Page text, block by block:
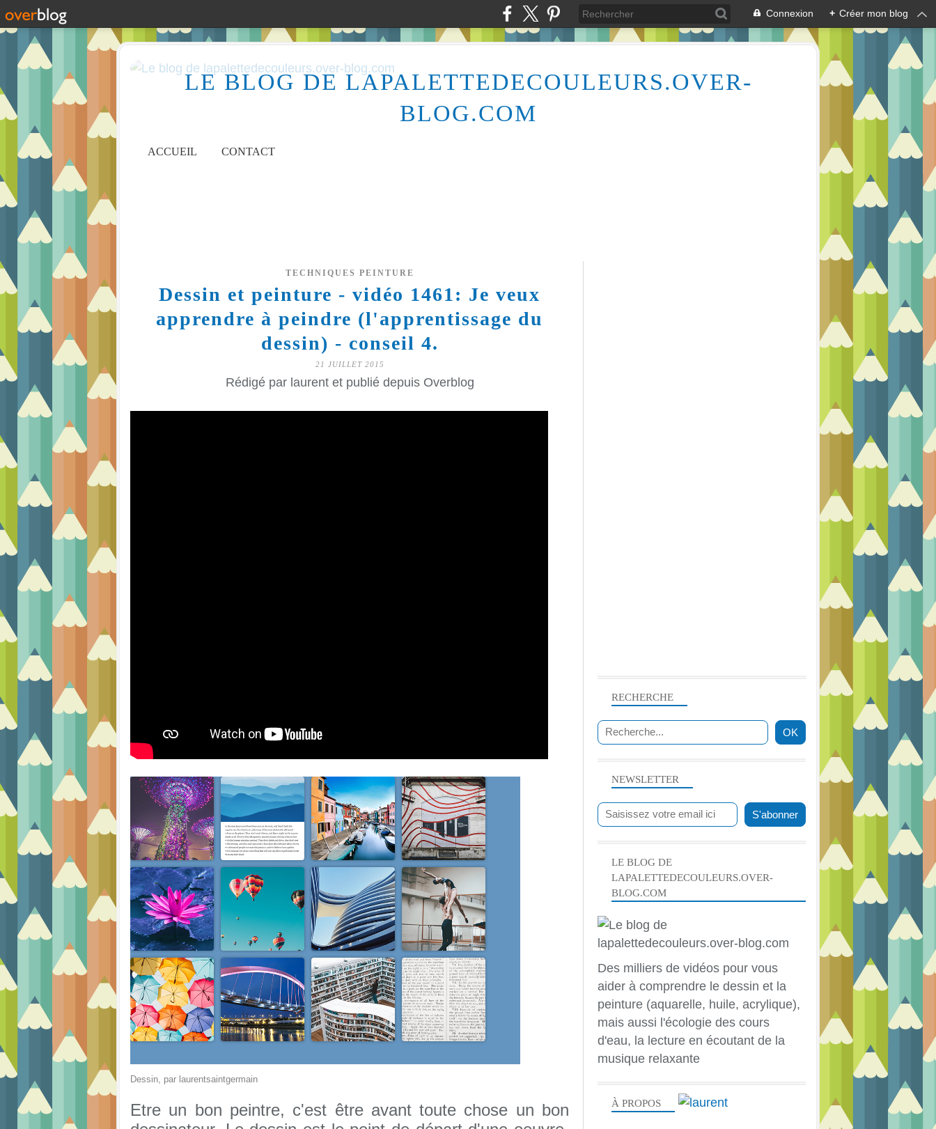
Connexion + Créer mon blog
LE BLOG DE LAPALETTEDECOULEURS.OVER-
BLOG.COM
ACCUEIL CONTACT
TECHNIQUES PEINTURE
Dessin et peinture - vidéo 1461: Je veux
apprendre à peindre (l'apprentissage du
dessin) - conseil 4.
21 JUILLET 2015
Rédigé par laurent et publié depuis Overblog
Dessin, par laurentsaintgermain
Etre un bon peintre, c'est être avant toute chose un bon
NEWSLETTER
RECHERCHE
LE BLOG DE
LAPALETTEDECOULEURS.OVER-
BLOG.COM
Des milliers de vidéos pour vous
aider à comprendre le dessin et la
peinture (aquarelle, huile, acrylique),
mais aussi l'écologie des cours
d'eau, la lecture en écoutant de la
musique relaxante
À PROPOS